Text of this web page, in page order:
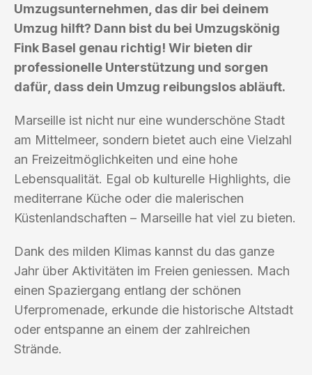
Umzugsunternehmen, das dir bei deinem
Umzug hilft? Dann bist du bei Umzugskönig
Fink Basel genau richtig! Wir bieten dir
professionelle Unterstützung und sorgen
dafür, dass dein Umzug reibungslos abläuft.
Marseille ist nicht nur eine wunderschöne Stadt
am Mittelmeer, sondern bietet auch eine Vielzahl
an Freizeitmöglichkeiten und eine hohe
Lebensqualität. Egal ob kulturelle Highlights, die
mediterrane Küche oder die malerischen
Küstenlandschaften – Marseille hat viel zu bieten.
Dank des milden Klimas kannst du das ganze
Jahr über Aktivitäten im Freien geniessen. Mach
einen Spaziergang entlang der schönen
Uferpromenade, erkunde die historische Altstadt
oder entspanne an einem der zahlreichen
Strände.